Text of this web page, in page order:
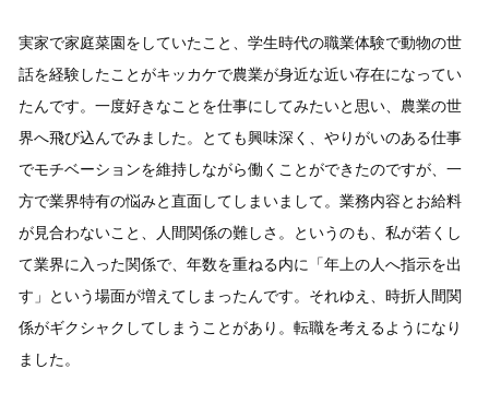
実家で家庭菜園をしていたこと、学生時代の職業体験で動物の世
話を経験したことがキッカケで農業が身近な近い存在になってい
たんです。一度好きなことを仕事にしてみたいと思い、農業の世
界へ飛び込んでみました。とても興味深く、やりがいのある仕事
でモチベーションを維持しながら働くことができたのですが、一
方で業界特有の悩みと直面してしまいまして。業務内容とお給料
が見合わないこと、人間関係の難しさ。というのも、私が若くし
て業界に入った関係で、年数を重ねる内に「年上の人へ指示を出
す」という場面が増えてしまったんです。それゆえ、時折人間関
係がギクシャクしてしまうことがあり。転職を考えるようになり
ました。